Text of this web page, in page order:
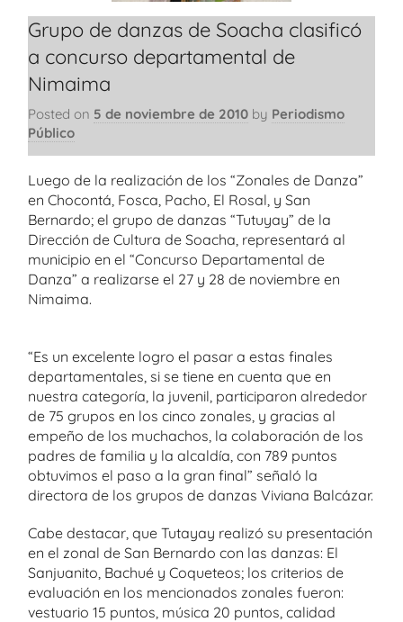
Grupo de danzas de Soacha clasificó
a concurso departamental de
Nimaima
Posted on 5 de noviembre de 2010 by Periodismo
Público
Luego de la realización de los “Zonales de Danza”
en Chocontá, Fosca, Pacho, El Rosal, y San
Bernardo; el grupo de danzas “Tutuyay” de la
Dirección de Cultura de Soacha, representará al
municipio en el “Concurso Departamental de
Danza” a realizarse el 27 y 28 de noviembre en
Nimaima.
“Es un excelente logro el pasar a estas finales
departamentales, si se tiene en cuenta que en
nuestra categoría, la juvenil, participaron alrededor
de 75 grupos en los cinco zonales, y gracias al
empeño de los muchachos, la colaboración de los
padres de familia y la alcaldía, con 789 puntos
obtuvimos el paso a la gran final” señaló la
directora de los grupos de danzas Viviana Balcázar.
Cabe destacar, que Tutayay realizó su presentación
en el zonal de San Bernardo con las danzas: El
Sanjuanito, Bachué y Coqueteos; los criterios de
evaluación en los mencionados zonales fueron:
vestuario 15 puntos, música 20 puntos, calidad